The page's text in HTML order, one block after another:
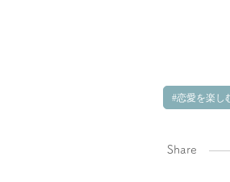
恋愛を楽し
Share